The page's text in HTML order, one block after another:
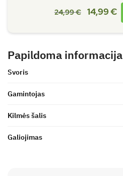
24,99€ 14,99€
Papildoma informacija
Svoris
Gamintojas
Kilmės šalis
Galiojimas